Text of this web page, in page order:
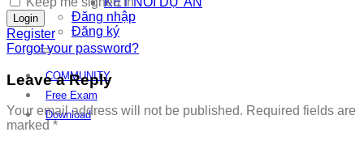
Đăng nhập
Đăng ký
COMMUNITY
Free Exam
Download
Register
Forgot your password?
Leave a Reply
Your email address will not be published. Required fields are
marked *